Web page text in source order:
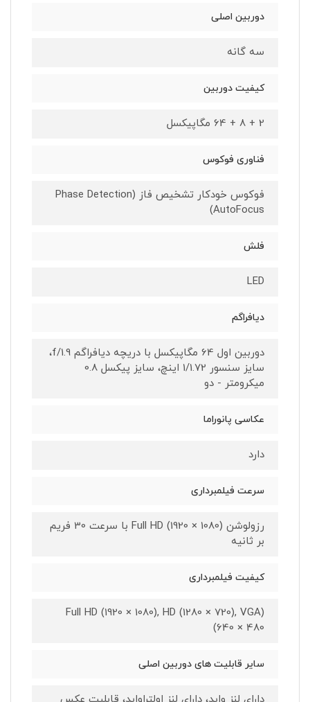
دوربین اصلی
سه گانه
کیفیت دوربین
2 + 8 + 64 مگاپیکسل
فناوری فوکوس
فوکوس خودکار تشخیص فاز (Phase Detection
AutoFocus)
فلش
LED
دیافراگم
دوربین اول 64 مگاپیکسل با دریچه دیافراگم f/1.9،
سایز سنسور 1/1.72 اینچ، سایز پیکسل 0.8
میکرومتر - دو
عکاسی پانوراما
دارد
سرعت فیلمبرداری
رزولوشن (1080 × 1920) Full HD با سرعت 30 فریم
بر ثانیه
کیفیت فیلمبرداری
(Full HD (1920 × 1080), HD (1280 × 720), VGA
(640 × 480
سایر قابلیت های دوربین اصلی